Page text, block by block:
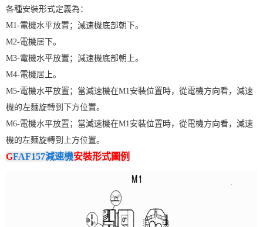
各種安裝形式定義為：
M1-電機水平放置；減速機底部朝下。
M2-電機居下。
M3-電機水平放置；減速機底部朝上。
M4-電機居上。
M5-電機水平放置；當減速機在M1安裝位置時，從電機方向看，減速
機的左麵旋轉到下方位置。
M6-電機水平放置；當減速機在M1安裝位置時，從電機方向看，減速
機的左麵旋轉到上方位置。
GFAF157減速機安裝形式圖例